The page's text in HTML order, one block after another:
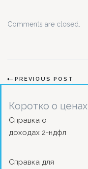
Comments are closed.
PREVIOUS POST
Коротко о ценах
Справка о
доходах 2-ндфл
Справка для